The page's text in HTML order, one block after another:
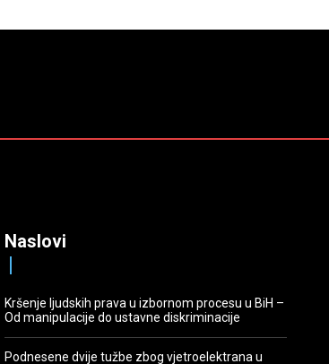
Naslovi
Kršenje ljudskih prava u izbornom procesu u BiH –
Od manipulacije do ustavne diskriminacije
Podnesene dvije tužbe zbog vjetroelektrana u